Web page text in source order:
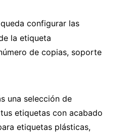
configurar las
la etiqueta
de copias, soporte
una selección de
etiquetas con acabado
etiquetas plásticas,